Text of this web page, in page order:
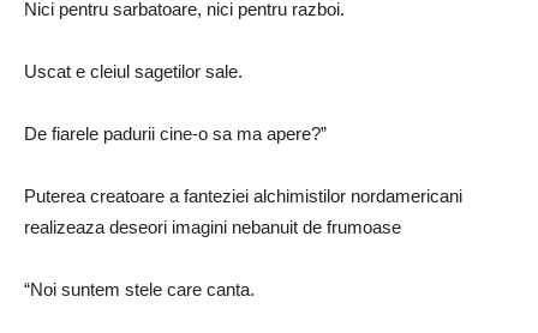
Nici pentru sarbatoare, nici pentru razboi.
Uscat e cleiul sagetilor sale.
De fiarele padurii cine-o sa ma apere?”
Puterea creatoare a fanteziei alchimistilor nordamericani
realizeaza deseori imagini nebanuit de frumoase
“Noi suntem stele care canta.